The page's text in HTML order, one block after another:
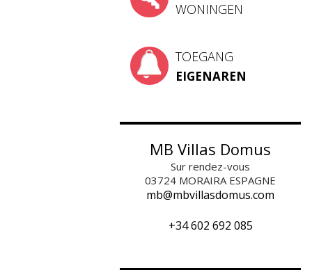
WONINGEN
TOEGANG
EIGENAREN
MB Villas Domus
Sur rendez-vous
03724 MORAIRA ESPAGNE
mb@mbvillasdomus.com
+34 602 692 085